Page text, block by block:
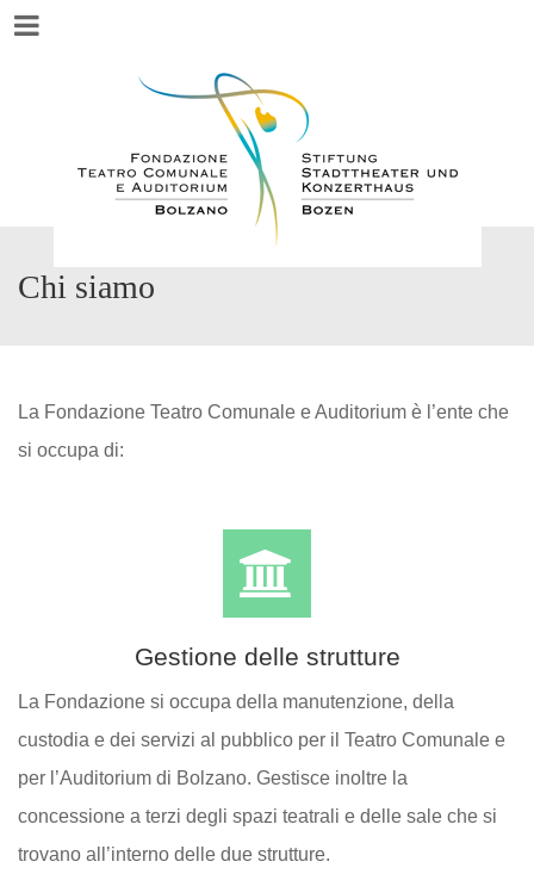
Menu
Chi siamo
La Fondazione Teatro Comunale e Auditorium è l’ente che
si occupa di:
Gestione delle strutture
La Fondazione si occupa della manutenzione, della
custodia e dei servizi al pubblico per il Teatro Comunale e
per l’Auditorium di Bolzano. Gestisce inoltre la
concessione a terzi degli spazi teatrali e delle sale che si
trovano all’interno delle due strutture.